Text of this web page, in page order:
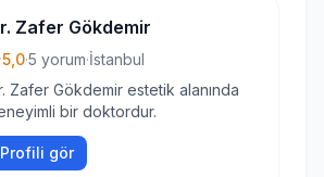
Zafer Gökdemir
5,0·5 yorum·İstanbul
Zafer Gökdemir estetik alanında
bir doktordur.
Profili gör